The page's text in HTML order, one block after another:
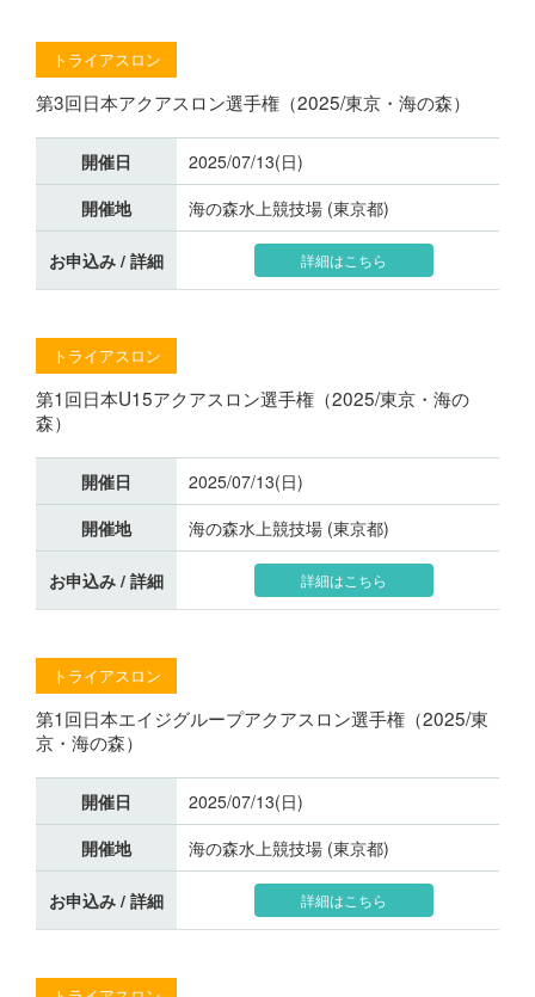
トライアスロン
第3回日本アクアスロン選手権（2025/東京・海の森）
開催日
2025/07/13(日)
開催地
海の森水上競技場 (東京都)
お申込み / 詳細 詳細はこちら
トライアスロン
第1回日本U15アクアスロン選手権（2025/東京・海の
森）
開催日
2025/07/13(日)
開催地
海の森水上競技場 (東京都)
お申込み / 詳細 詳細はこちら
トライアスロン
第1回日本エイジグループアクアスロン選手権（2025/東
京・海の森）
開催日
2025/07/13(日)
開催地
海の森水上競技場 (東京都)
お申込み / 詳細 詳細はこちら